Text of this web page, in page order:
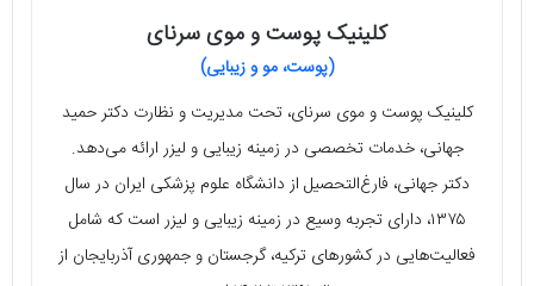
کلینیک پوست و موی سرنای
(پوست، مو و زیبایی)
کلینیک پوست و موی سرنای، تحت مدیریت و نظارت دکتر حمید
جهانی، خدمات تخصصی در زمینه زیبایی و لیزر ارائه می‌دهد.
دکتر جهانی، فارغ‌التحصیل از دانشگاه علوم پزشکی ایران در سال
۱۳۷۵، دارای تجربه وسیع در زمینه زیبایی و لیزر است که شامل
فعالیت‌هایی در کشورهای ترکیه، گرجستان و جمهوری آذربایجان از